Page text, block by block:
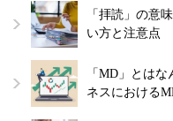
「拝読」の意
い方と注意点
「MD」とは
ネスにおける